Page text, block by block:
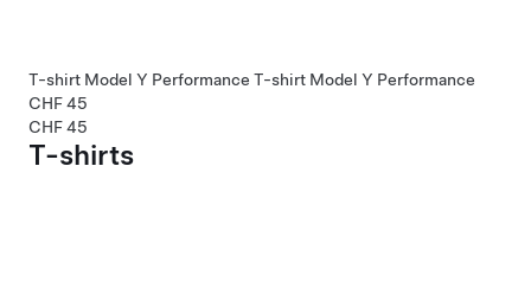
T-shirt Model Y Performance T-shirt Model Y Performance
CHF 45
CHF 45
T-shirts